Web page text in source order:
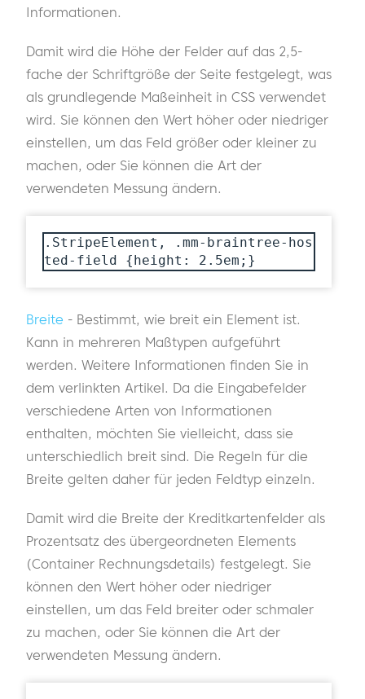
Informationen.
Damit wird die Höhe der Felder auf das 2,5-
fache der Schriftgröße der Seite festgelegt, was
als grundlegende Maßeinheit in CSS verwendet
wird. Sie können den Wert höher oder niedriger
einstellen, um das Feld größer oder kleiner zu
machen, oder Sie können die Art der
verwendeten Messung ändern.
.StripeElement, .mm-braintree-hos
ted-field {height: 2.5em;}
Breite - Bestimmt, wie breit ein Element ist.
Kann in mehreren Maßtypen aufgeführt
werden. Weitere Informationen finden Sie in
dem verlinkten Artikel. Da die Eingabefelder
verschiedene Arten von Informationen
enthalten, möchten Sie vielleicht, dass sie
unterschiedlich breit sind. Die Regeln für die
Breite gelten daher für jeden Feldtyp einzeln.
Damit wird die Breite der Kreditkartenfelder als
Prozentsatz des übergeordneten Elements
(Container Rechnungsdetails) festgelegt. Sie
können den Wert höher oder niedriger
einstellen, um das Feld breiter oder schmaler
zu machen, oder Sie können die Art der
verwendeten Messung ändern.